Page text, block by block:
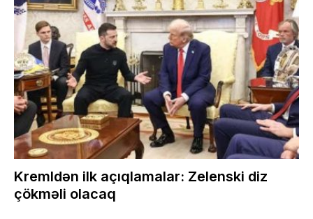
Kremldən ilk açıqlamalar: Zelenski diz
çökməli olacaq